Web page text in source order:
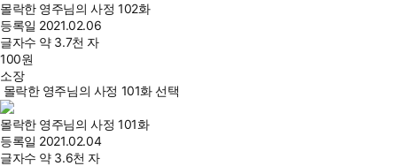
몰락한 영주님의 사정 102화
등록일 2021.02.06
글자수 약 3.7천 자
100원
소장
몰락한 영주님의 사정 101화 선택
몰락한 영주님의 사정 101화
등록일 2021.02.04
글자수 약 3.6천 자